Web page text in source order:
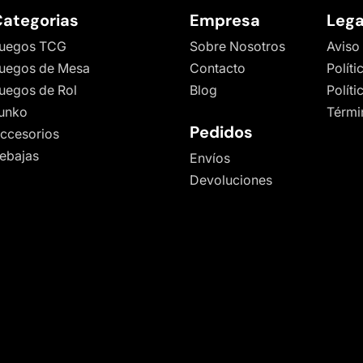
TCG
de Mesa
de Rol
Empresa
Sobre Nosotros
Contacto
Blog
Pedidos
Envíos
Devoluciones
Aviso